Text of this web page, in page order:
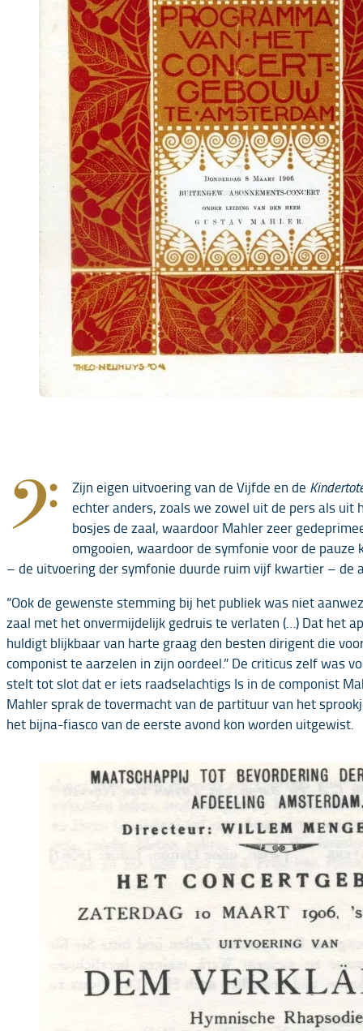
𝄢 Zijn eigen uitvoering van de Vijfde en de
echter anders, zoals we zowel uit de pers als uit
bosjes de zaal, waardoor Mahler zeer
omgooien, waardoor de symfonie voor de pauze
– de uitvoering der symfonie duurde ruim vijf kwartier – de
“Ook de gewenste stemming bij het publiek was niet
zaal met het onvermijdelijk gedruis te verlaten (…) Dat het
huldigt blijkbaar van harte graag den besten dirigent die
componist te aarzelen in zijn oordeel.” De criticus zelf was
stelt tot slot dat er iets raadselachtigs Is in de componist
Mahler sprak de tovermacht van de partituur van het
het bijna-fiasco van de eerste avond kon worden uitgewist.